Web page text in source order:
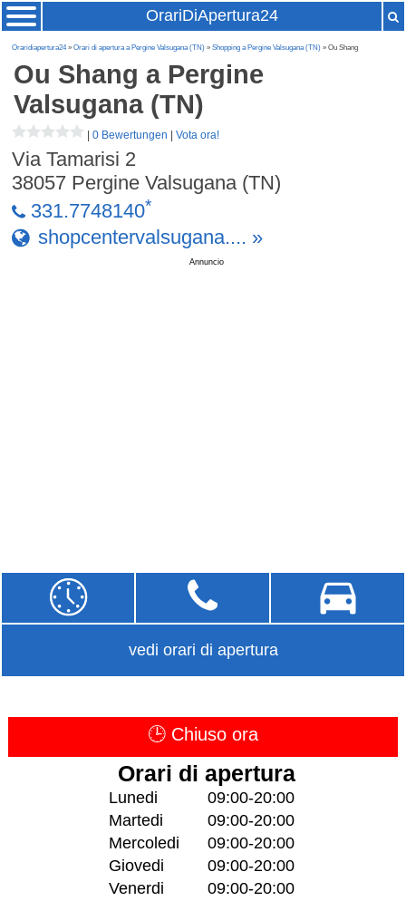
OrariDiApertura24
Oraridiapertura24»Orari di apertura a Pergine Valsugana (TN) »Shopping a Pergine Valsugana (TN) » Ou Shang
Ou Shang a Pergine
Valsugana (TN)
|0 Bewertungen |Vota ora!
Via Tamarisi 2
38057 Pergine Valsugana (TN)
331.7748140*
shopcentervalsugana.... »
Annuncio
vedi orari di apertura
🕒 Chiuso ora
Orari di apertura
Lunedi
09:00-20:00
Martedi
09:00-20:00
Mercoledi
09:00-20:00
Giovedi
09:00-20:00
Venerdi
09:00-20:00